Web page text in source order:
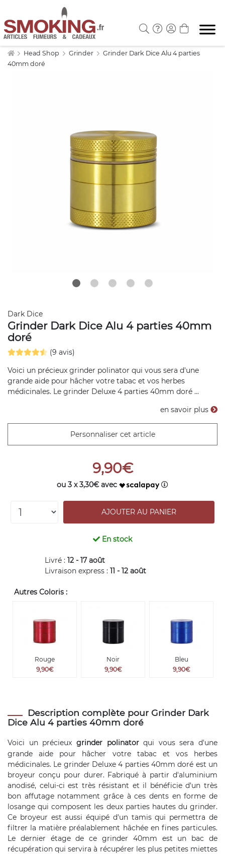
Head Shop Grinder
Grinder Dark Dice Alu 4 parties
40mm doré
Dark Dice
Grinder Dark Dice Alu 4 parties 40mm
doré
(9 avis)
Voici un précieux grinder polinator qui vous sera d'une
grande aide pour hâcher votre tabac et vos herbes
médicinales. Le grinder Deluxe 4 parties 40mm doré ...
en savoir plus
Personnaliser cet article
9,90€
ou 3 x 3,30€ avec
En stock
Livré : 12 - 17 août
Livraison express : 11 - 12 août
Autres Coloris :
Rouge
9,90€
Noir
9,90€
Bleu
9,90€
Description complète pour Grinder Dark
Dice Alu 4 parties 40mm doré
Voici un précieux grinder polinatorqui vous sera d'une
grande aide pour hâcher votre tabac et vos herbes
médicinales. Le grinder Deluxe 4 parties 40mm doré est un
broyeur conçu pour durer. Fabriqué à partir d'aluminium
anodisé, celui-ci est très résistant et il bénéficie d'un très
bon affutage notamment grâce à ces dents en forme de
losange qui composent les deux parties hautes du grinder.
Ce broyeur est aussi équipé d'un tamis qui permettra de
filtrer la matière préalablement hâchée en fines particules.
Le dernier étage de ce grinder 40mm est un bac de
récupération qui servira à récupérer les plus petites miettes